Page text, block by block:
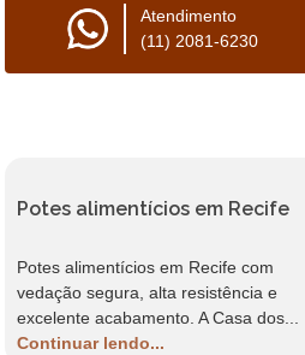
Atendimento
(11) 2081-6230
Potes alimentícios em Recife
Potes alimentícios em Recife com
vedação segura, alta resistência e
excelente acabamento. A Casa dos...
Continuar lendo...